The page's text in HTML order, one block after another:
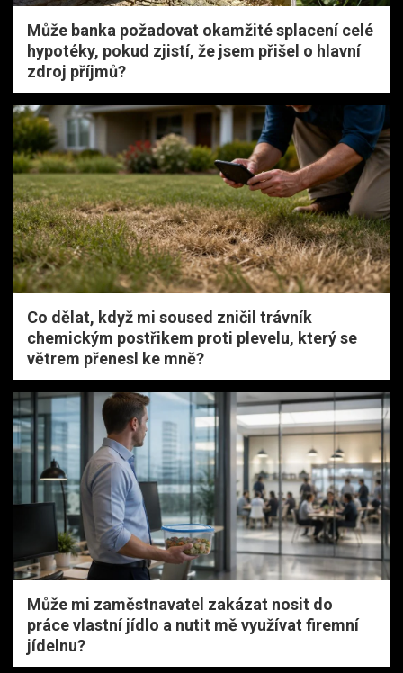
Může banka požadovat okamžité splacení celé
hypotéky, pokud zjistí, že jsem přišel o hlavní
zdroj příjmů?
Co dělat, když mi soused zničil trávník
chemickým postřikem proti plevelu, který se
větrem přenesl ke mně?
Může mi zaměstnavatel zakázat nosit do
práce vlastní jídlo a nutit mě využívat firemní
jídelnu?